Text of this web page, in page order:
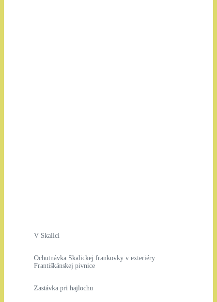
V Skalici
Ochutnávka Skalickej frankovky v exteriéry
Františkánskej pivnice
Zastávka pri hajlochu